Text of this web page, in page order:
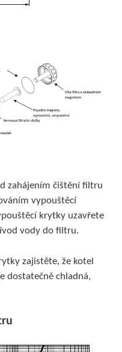
zahájením čištění filtru
vypouštěcí
krytky uzavřete
vody do filtru.
zajistěte, že kotel
dostatečně chladná,